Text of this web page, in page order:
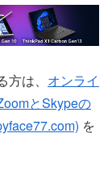
は、 オンライ
とSkypeの
を